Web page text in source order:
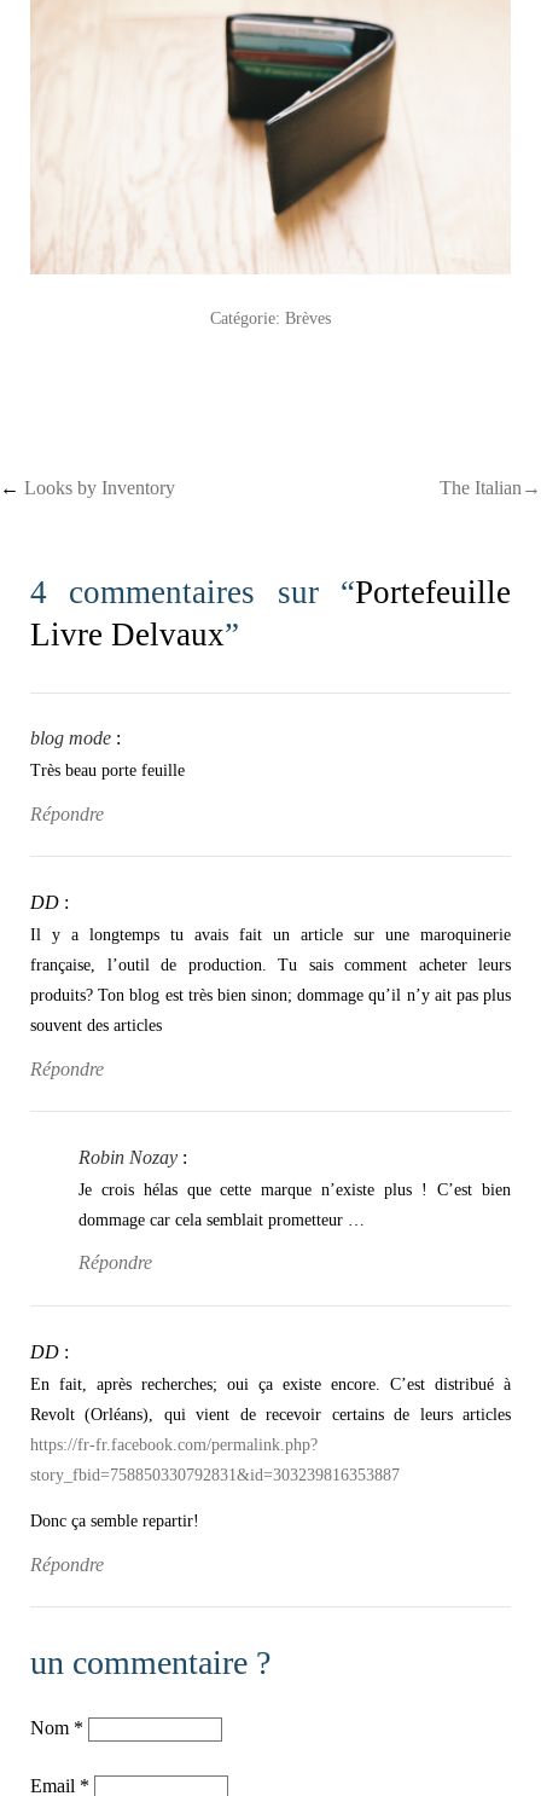
Catégorie: Brèves
Post navigation
← Looks by Inventory The Italian→
4 commentaires sur “Portefeuille
Livre Delvaux”
blog mode :
Très beau porte feuille
Répondre
DD :
Il y a longtemps tu avais fait un article sur une maroquinerie
française, l’outil de production. Tu sais comment acheter leurs
produits? Ton blog est très bien sinon; dommage qu’il n’y ait pas plus
souvent des articles
Répondre
Robin Nozay :
Je crois hélas que cette marque n’existe plus ! C’est bien
dommage car cela semblait prometteur …
Répondre
DD :
En fait, après recherches; oui ça existe encore. C’est distribué à
Revolt (Orléans), qui vient de recevoir certains de leurs articles
https://fr-fr.facebook.com/permalink.php?
story_fbid=758850330792831&id=303239816353887
Donc ça semble repartir!
Répondre
un commentaire ?
Nom *
Email *